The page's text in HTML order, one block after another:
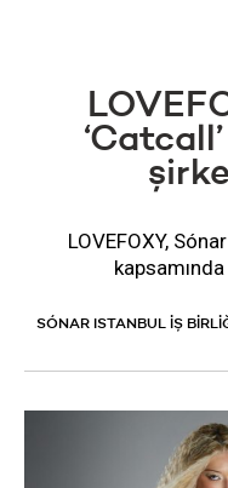
LOVEFOXY,
SÓNAR ISTANBUL İŞ